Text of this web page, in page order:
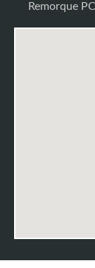
Remorque